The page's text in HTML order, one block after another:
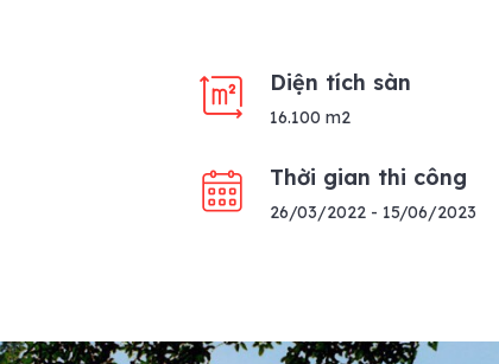
Diện tích sàn
16.100 m2
Thời gian thi công
26/03/2022 - 15/06/2023